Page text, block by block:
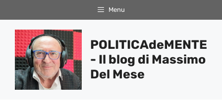
al
contenuto
Menu
POLITICAdeMENTE
- Il blog di Massimo
Del Mese